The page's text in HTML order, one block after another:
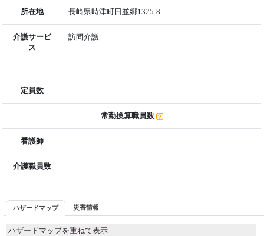
所在地 長崎県時津町日並郷1325-8
介護サービ
ス
訪問介護
定員数
常勤換算職員数
看護師
介護職員数
ハザードマップ 災害情報
ハザードマップを重ねて表示